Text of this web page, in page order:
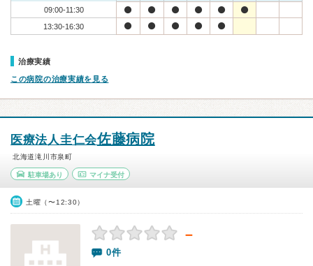
09:00-11:30
13:30-16:30
治療実績
この病院の治療実績を見る
医療法人圭仁会佐藤病院
北海道滝川市泉町
駐車場あり マイナ受付
土曜（〜12:30）
－
0件